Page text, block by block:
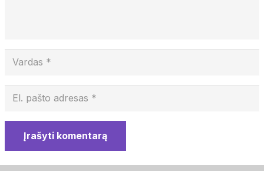
Įrašyti komentarą